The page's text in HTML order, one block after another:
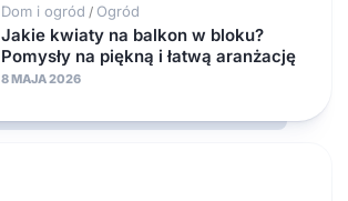
Dom i ogród / Ogród
Jakie kwiaty na balkon w bloku?
Pomysły na piękną i łatwą aranżację
8 MAJA 2026